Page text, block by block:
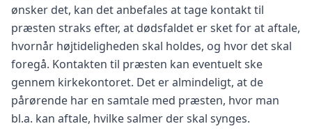
ønsker det, kan det anbefales at tage kontakt til
præsten straks efter, at dødsfaldet er sket for at aftale,
hvornår højtideligheden skal holdes, og hvor det skal
foregå. Kontakten til præsten kan eventuelt ske
gennem kirkekontoret. Det er almindeligt, at de
pårørende har en samtale med præsten, hvor man
bl.a. kan aftale, hvilke salmer der skal synges.